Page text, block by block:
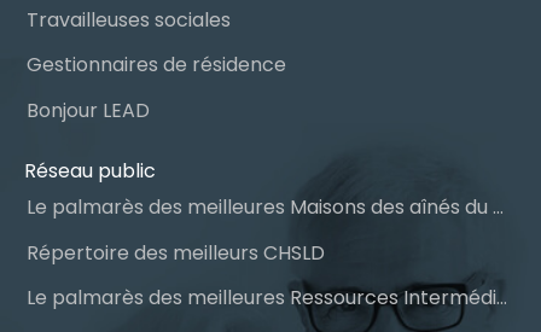
Travailleuses sociales
Gestionnaires de résidence
Bonjour LEAD
Réseau public
Le palmarès des meilleures Maisons des aînés du Québec
Répertoire des meilleurs CHSLD
Le palmarès des meilleures Ressources Intermédiaires (RI)